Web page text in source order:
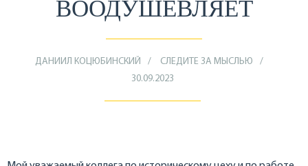
ВООДУШЕВЛЯЕТ
ДАНИИЛ КОЦЮБИНСКИЙ
СЛЕДИТЕ ЗА МЫСЛЬЮ
30.09.2023